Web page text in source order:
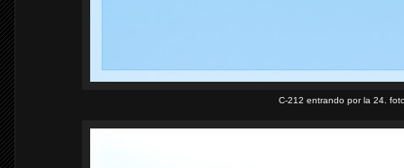
C-212 entrando por la 24.